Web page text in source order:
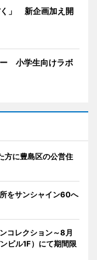
く」 新企画加え開
ー 小学生向けラボ
方に豊島区の公営住
をサンシャイン60へ
コレクション～8月
ビル1F）にて期間限